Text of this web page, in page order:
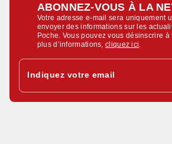
ABONNEZ-VOUS À LA
Votre adresse e-mail sera uniquement
envoyer des informations sur les
Poche. Vous pouvez vous désinscrire à
plus d’informations,cliquez ici
Indiquez votre email